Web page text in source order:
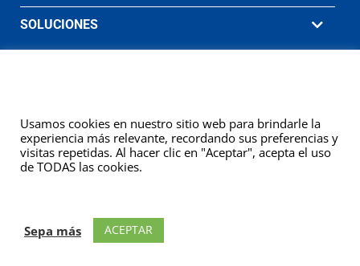
SOLUCIONES
EMPRESA
Controle Ltda. (Una empresa Ashcroft® Inc.) Todos los derechos
Usamos cookies en nuestro sitio web para brindarle la
experiencia más relevante, recordando sus preferencias y
visitas repetidas. Al hacer clic en "Aceptar", acepta el uso
de TODAS las cookies.
Sepa más ACEPTAR